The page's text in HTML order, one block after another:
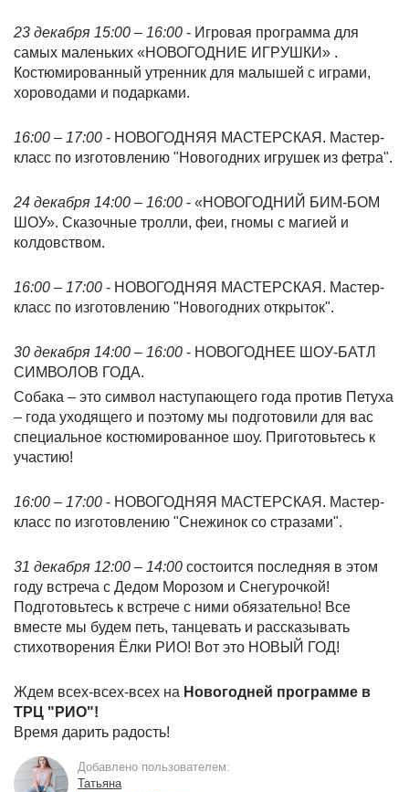
23 декабря 15:00 – 16:00 - Игровая программа для
самых маленьких «НОВОГОДНИЕ ИГРУШКИ» .
Костюмированный утренник для малышей с играми,
хороводами и подарками.
16:00 – 17:00 - НОВОГОДНЯЯ МАСТЕРСКАЯ. Мастер-
класс по изготовлению "Новогодних игрушек из фетра".
24 декабря 14:00 – 16:00 - «НОВОГОДНИЙ БИМ-БОМ
ШОУ». Сказочные тролли, феи, гномы с магией и
колдовством.
16:00 – 17:00 - НОВОГОДНЯЯ МАСТЕРСКАЯ. Мастер-
класс по изготовлению "Новогодних открыток".
30 декабря 14:00 – 16:00 - НОВОГОДНЕЕ ШОУ-БАТЛ
СИМВОЛОВ ГОДА.
Собака – это символ наступающего года против Петуха
– года уходящего и поэтому мы подготовили для вас
специальное костюмированное шоу. Приготовьтесь к
участию!
16:00 – 17:00 - НОВОГОДНЯЯ МАСТЕРСКАЯ. Мастер-
класс по изготовлению "Снежинок со стразами".
31 декабря 12:00 – 14:00 состоится последняя в этом
году встреча с Дедом Морозом и Снегурочкой!
Подготовьтесь к встрече с ними обязательно! Все
вместе мы будем петь, танцевать и рассказывать
стихотворения Ёлки РИО! Вот это НОВЫЙ ГОД!
Ждем всех-всех-всех на Новогодней программе в
ТРЦ "РИО"!
Время дарить радость!
Добавлено пользователем:
Татьяна